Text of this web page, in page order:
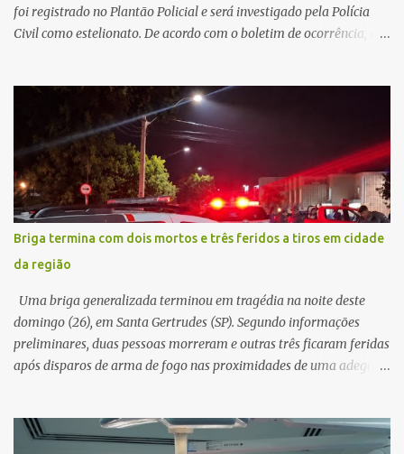
foi registrado no Plantão Policial e será investigado pela Polícia
Civil como estelionato. De acordo com o boletim de ocorrência, a
suspeito alegou que seria necessário atualizar o cadastro da conta
e passou a orientar a vítima sobre os procedimentos que deveriam
ser realizados. Dias depois, o golpista enviou um documento em
PDF simulando uma comunicação oficial da instituição financeira.
Na sequência, entrou em contato por telefone e encaminhou um
link, orientando a vítima a acessá-lo pelo computador para
concluir a suposta atualização cadastral. Após realizar o
procedimento, a conta bancária ficou bloqueada por algumas
horas. Sem conseguir acessar o sistema, a vítima tentou
novamente contato com o suposto gerente, mas não obteve
resposta. Na segunda-fe...
Briga termina com dois mortos e três feridos a tiros em cidade
da região
Uma briga generalizada terminou em tragédia na noite deste
domingo (26), em Santa Gertrudes (SP). Segundo informações
preliminares, duas pessoas morreram e outras três ficaram feridas
após disparos de arma de fogo nas proximidades de uma adega. O
começado dentro do estabelecimento e se estendido para a área